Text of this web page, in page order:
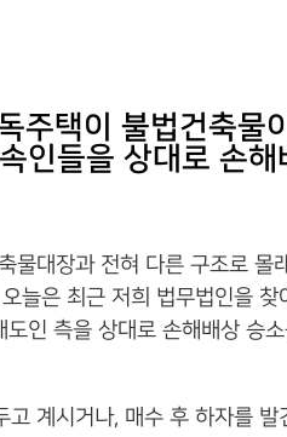
주택이 불법건축물
인들을 상대로 손해
물대장과 전혀 다른 구조로 몰
늘은 최근 저희 법무법인을 찾
인 측을 상대로 손해배상 승
계시거나, 매수 후 하자를 발